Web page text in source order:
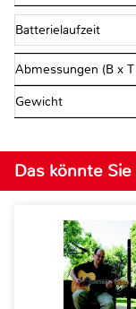
Batterielaufzeit
Abmessungen (B x T
Gewicht
Das könnte